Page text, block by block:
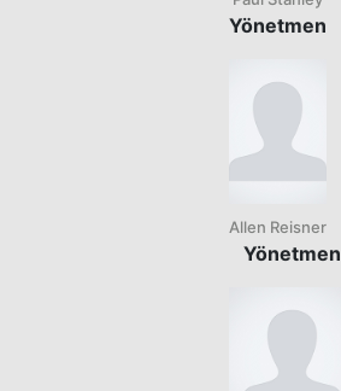
Yönetmen
Allen Reisner
Yönetmen